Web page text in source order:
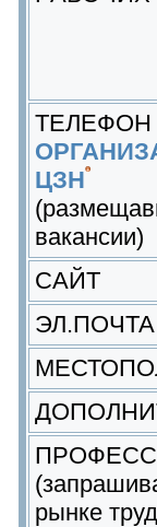
ТЕЛЕФОН
ЦЗН
вакансии)
САЙТ
ЭЛ.ПОЧТА
рынке